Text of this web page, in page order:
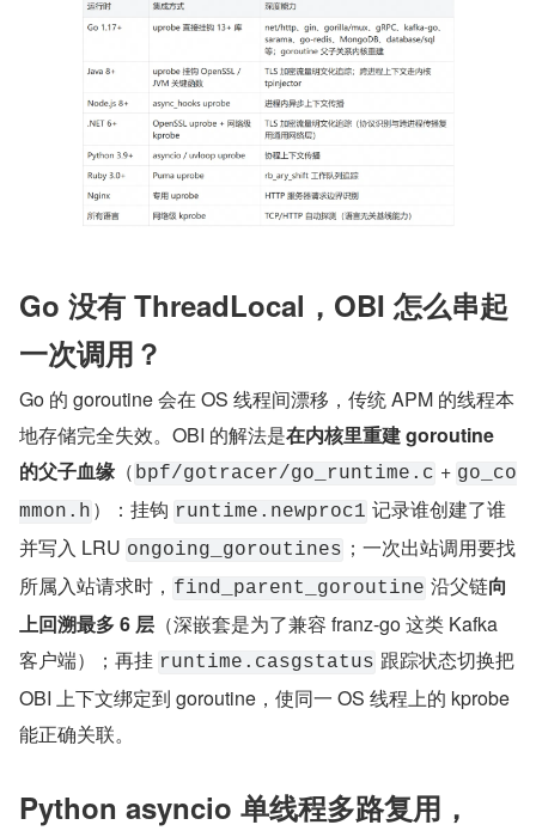
Go 没有 ThreadLocal，OBI 怎么串起
一次调用？
Go 的 goroutine 会在 OS 线程间漂移，传统 APM 的线程本
地存储完全失效。OBI 的解法是在内核里重建 goroutine
的父子血缘 （ bpf/gotracer/go_runtime.c + go_co
mmon.h ）：挂钩 runtime.newproc1 记录谁创建了谁
并写入 LRU ongoing_goroutines ；一次出站调用要找
所属入站请求时， find_parent_goroutine 沿父链向
上回溯最多 6 层 （深嵌套是为了兼容 franz-go 这类 Kafka
客户端）；再挂 runtime.casgstatus 跟踪状态切换把
OBI 上下文绑定到 goroutine，使同一 OS 线程上的 kprobe
能正确关联。
Python asyncio 单线程多路复用，